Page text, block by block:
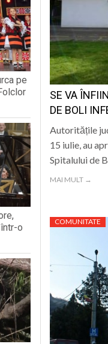
Moiseiului” se
Municipală
de Mineralogie
Folcloric
DE SINCERITATE
SE VA
DE BOLI
Autoritățile
15 iulie, au
Spitalului de
MAI MULT →
COMUNITATE
pe
o